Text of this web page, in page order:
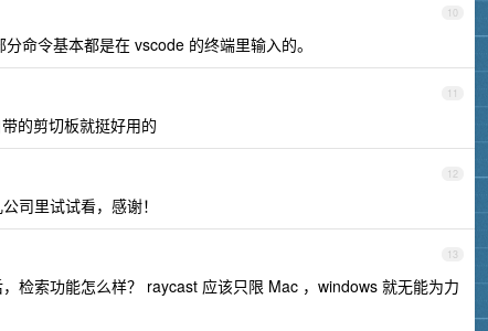
10
命令基本都是在 vscode 的终端里输入的。
11
的剪切板就挺好用的
12
司里试试看，感谢！
13
检索功能怎么样？ raycast 应该只限 Mac ，windows 就无能为力